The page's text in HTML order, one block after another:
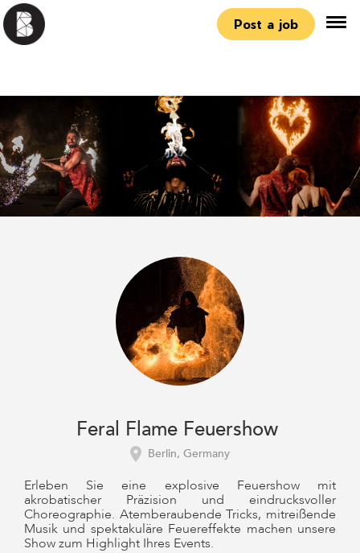
Post a job
Feral Flame Feuershow
Berlin, Germany
Erleben Sie eine explosive Feuershow mit
akrobatischer Präzision und eindrucksvoller
Choreographie. Atemberaubende Tricks, mitreißende
Musik und spektakuläre Feuereffekte machen unsere
Show zum Highlight Ihres Events.